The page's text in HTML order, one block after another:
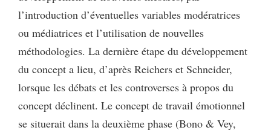
l’introduction d’éventuelles variables modératrices
ou médiatrices et l’utilisation de nouvelles
méthodologies. La dernière étape du développement
du concept a lieu, d’après Reichers et Schneider,
lorsque les débats et les controverses à propos du
concept déclinent. Le concept de travail émotionnel
se situerait dans la deuxième phase (Bono & Vey,